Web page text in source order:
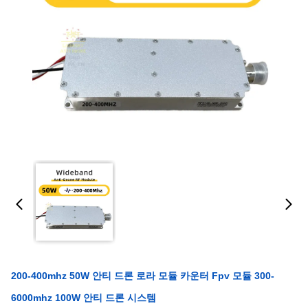
200-400mhz 50W 안티 드론 로라 모듈 카운터 Fpv 모듈 300-
6000mhz 100W 안티 드론 시스템